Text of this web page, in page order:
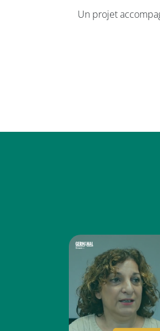
Un projet